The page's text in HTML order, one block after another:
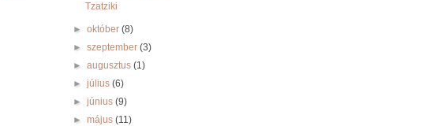
Tzatziki
►október(8)
►szeptember(3)
►augusztus(1)
►július(6)
►június(9)
►május(11)